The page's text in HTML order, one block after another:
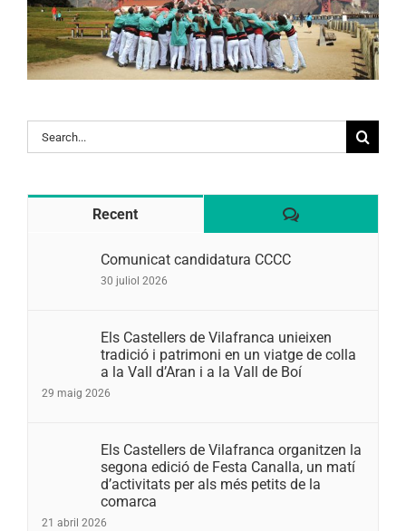
Search
for:
Recent Comentaris
Comunicat candidatura CCCC
30 juliol 2026
Els Castellers de Vilafranca unieixen
tradició i patrimoni en un viatge de colla
a la Vall d’Aran i a la Vall de Boí
29 maig 2026
Els Castellers de Vilafranca organitzen la
segona edició de Festa Canalla, un matí
d’activitats per als més petits de la
comarca
21 abril 2026